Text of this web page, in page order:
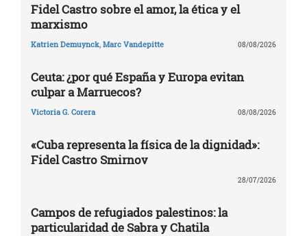
Fidel Castro sobre el amor, la ética y el
marxismo
Katrien Demuynck, Marc Vandepitte 08/08/2026
Ceuta: ¿por qué España y Europa evitan
culpar a Marruecos?
Victoria G. Corera 08/08/2026
«Cuba representa la física de la dignidad»:
Fidel Castro Smirnov
28/07/2026
Campos de refugiados palestinos: la
particularidad de Sabra y Chatila